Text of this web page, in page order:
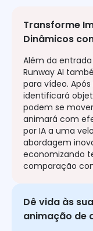
Transforme
Dinâmicos
Além da
Runway AI
para vídeo.
identificará
podem se
animará com
por IA a uma
abordagem
economizando
comparação
Dê vida às
animação de